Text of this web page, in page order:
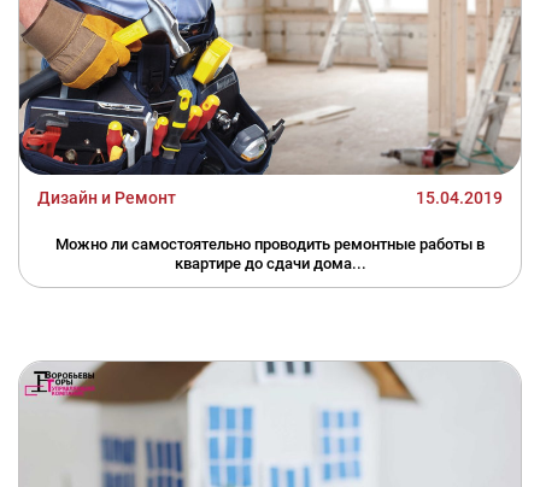
Дизайн и Ремонт 15.04.2019
Можно ли самостоятельно проводить ремонтные работы в
квартире до сдачи дома...